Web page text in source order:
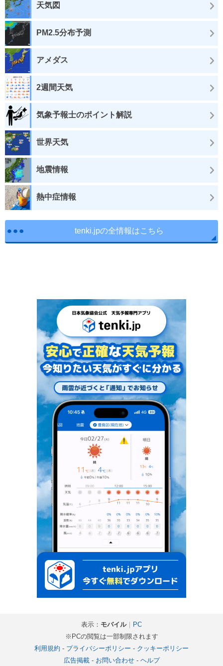
天気図
PM2.5分布予測
アメダス
2週間天気
気象予報士のポイント解説
世界天気
地震情報
熱中症情報
tenki.jpの全情報はこちら
表示： モバイル｜ PC
※PCの閲覧は一部制限されます
利用規約 - プライバシーポリシー - クッキーポリシー
広告掲載- お問い合わせ- ヘルプ